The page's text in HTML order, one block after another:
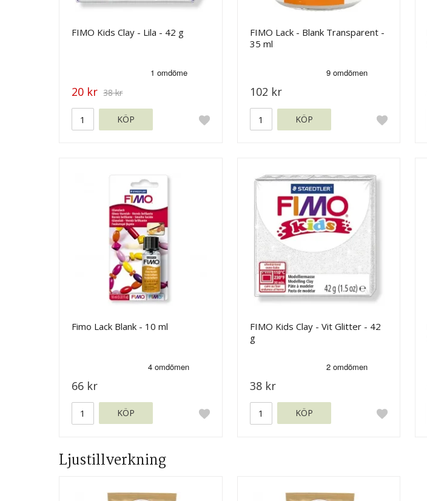
FIMO Kids Clay - Lila - 42 g
20 kr 38 kr
KÖP
FIMO Lack - Blank Transparent -
35 ml
102 kr
KÖP
Fimo Lack Blank - 10 ml
66 kr
KÖP
FIMO Kids Clay - Vit Glitter - 42
g
38 kr
KÖP
Ljustillverkning